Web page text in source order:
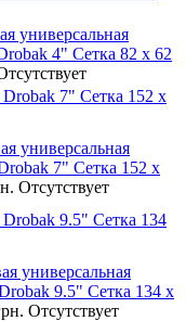
универсальная
4" Сетка 82 x 62
Drobak 7" Сетка 152 x
универсальная
7" Сетка 152 x
Отсутствует
Drobak 9.5" Сетка 134
универсальная
9.5" Сетка 134 x
Отсутствует